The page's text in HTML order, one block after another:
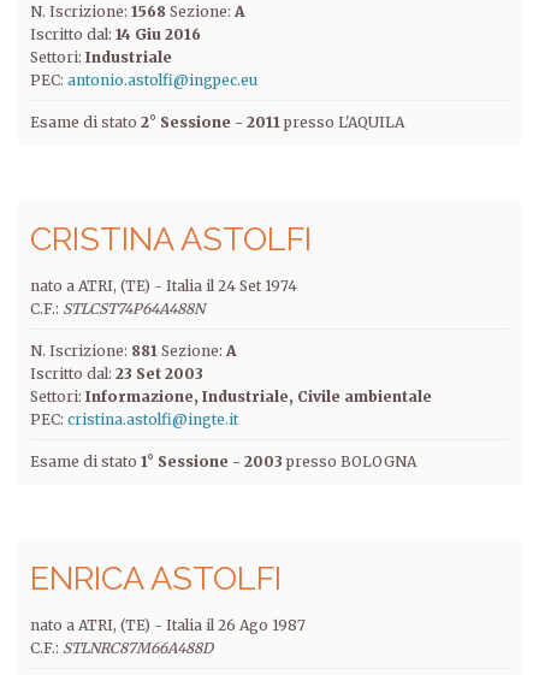
N. Iscrizione: 1568 Sezione: A
Iscritto dal: 14 Giu 2016
Settori: Industriale
PEC: antonio.astolfi@ingpec.eu
Esame di stato 2° Sessione - 2011 presso L'AQUILA
CRISTINA ASTOLFI
nato a ATRI, (TE) - Italia il 24 Set 1974
C.F.: STLCST74P64A488N
N. Iscrizione: 881 Sezione: A
Iscritto dal: 23 Set 2003
Settori: Informazione Industriale Civile ambientale
PEC: cristina.astolfi@ingte.it
Esame di stato 1° Sessione - 2003 presso BOLOGNA
ENRICA ASTOLFI
nato a ATRI, (TE) - Italia il 26 Ago 1987
C.F.: STLNRC87M66A488D